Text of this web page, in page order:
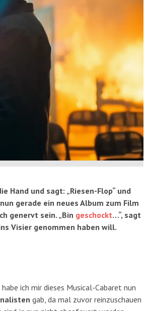
Hand und sagt: „Riesen-Flop“ und
gerade ein neues Album zum Film
genervt sein. „Bin geschockt…“, sagt
Visier genommen haben will.
ich mir dieses Musical-Cabaret nun
gab, da mal zuvor reinzuschauen